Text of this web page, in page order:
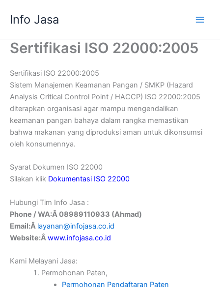
Info Jasa
Sertifikasi ISO 22000:2005
Sertifikasi ISO 22000:2005
Sistem Manajemen Keamanan Pangan / SMKP (Hazard
Analysis Critical Control Point / HACCP) ISO 22000:2005
diterapkan organisasi agar mampu mengendalikan
keamanan pangan bahaya dalam rangka memastikan
bahwa makanan yang diproduksi aman untuk dikonsumsi
oleh konsumennya.
Syarat Dokumen ISO 22000
Silakan klik Dokumentasi ISO 22000
Hubungi Tim Info Jasa :
Phone / WA:Â 08989110933 (Ahmad)
Email:Â layanan@infojasa.co.id
Website:Â www.infojasa.co.id
Kami Melayani Jasa:
Permohonan Paten,
Permohonan Pendaftaran Paten